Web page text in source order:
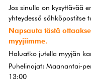
Jos sinulla on kysyttävää
yhteydessä sähköpostitse
Napsauta tästä
myyjiimme.
Haluatko jutella myyjän
Puhelinajat: Maanantai-
13:00